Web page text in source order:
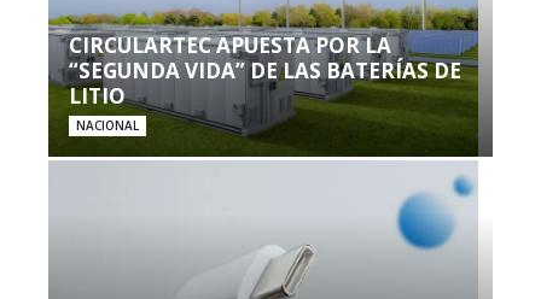
CIRCULARTEC APUESTA POR LA
“SEGUNDA VIDA” DE LAS BATERÍAS DE
LITIO
NACIONAL